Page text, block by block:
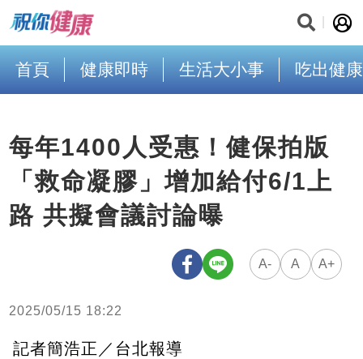
首頁 健康即時 生活大小事 吃出健康
每年1400人受惠！健保拍版
「救命凝膠」增加給付6/1上
路 共擬會議討論曝
A- A A+
2025/05/15 18:22
記者簡浩正／台北報導